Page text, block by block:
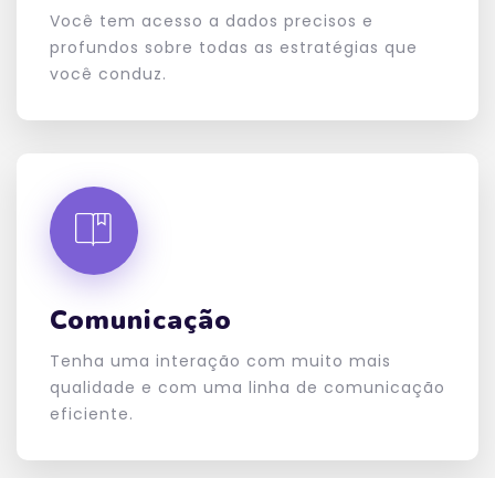
Você tem acesso a dados precisos e
profundos sobre todas as estratégias que
você conduz.
Comunicação
Tenha uma interação com muito mais
qualidade e com uma linha de comunicação
eficiente.